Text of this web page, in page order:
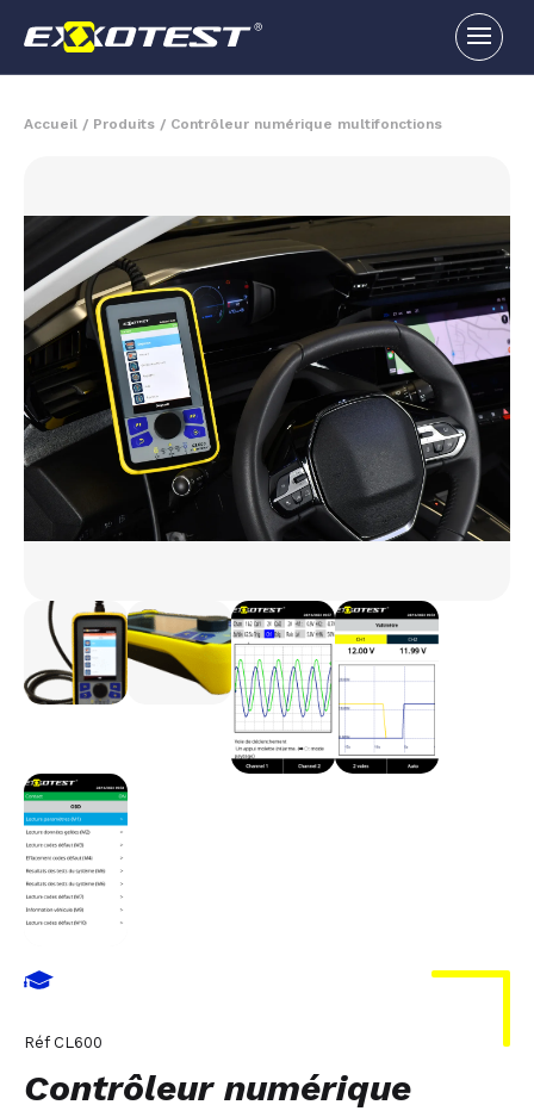
Accueil / Produits / Contrôleur numérique multifonctions
Réf CL600
Contrôleur numérique